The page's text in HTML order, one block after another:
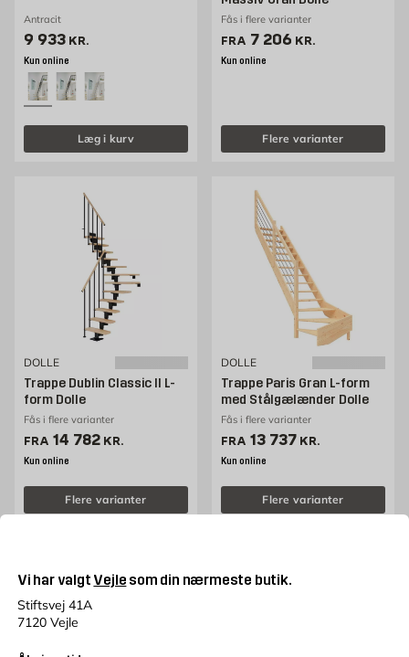
Vi har valgt Vejle som din nærmeste butik.
Stiftsvej 41A
7120 Vejle
Antracit
Pris 9933 kr. /stk
9 933 KR.
Kun online
Læg i kurv
Fås i flere varianter
FRA Pris 7206 kr. /stk
7 206 KR.
Kun online
Flere varianter
DOLLE
Trappe Dublin Classic II L-
form Dolle
Fås i flere varianter
FRA Pris 14782 kr. /stk
14 782 KR.
Kun online
Flere varianter
DOLLE
Trappe Paris Gran L-form
med Stålgælænder Dolle
Fås i flere varianter
FRA Pris 13737 kr. /stk
13 737 KR.
Kun online
Flere varianter